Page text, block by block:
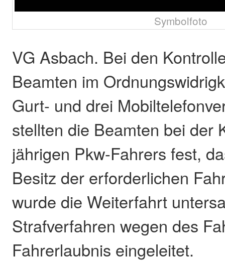
Symbolfoto
VG Asbach. Bei den
Beamten im
Gurt- und drei
stellten die Beamten bei der
jährigen Pkw-Fahrers fest,
Besitz der erforderlichen
wurde die Weiterfahrt
Strafverfahren wegen des
Fahrerlaubnis eingeleitet.